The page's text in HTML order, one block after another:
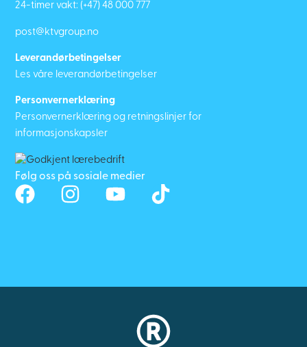
24-timer vakt: (+47) 48 000 777
post@ktvgroup.no
Leverandørbetingelser
Les våre leverandørbetingelser
Personvernerklæring
Personvernerklæring og retningslinjer for
informasjonskapsler
Følg oss på sosiale medier